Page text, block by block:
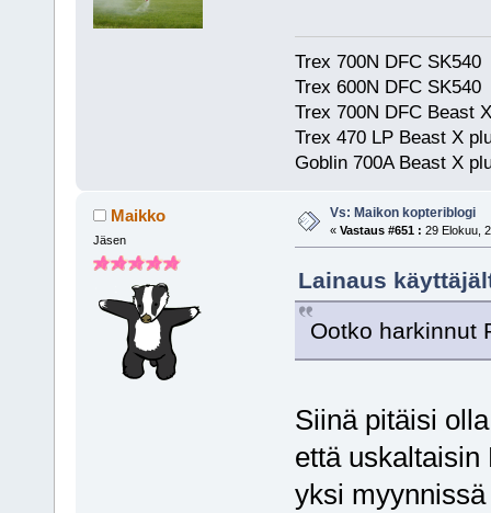
Trex 700N DFC SK540
Trex 600N DFC SK540
Trex 700N DFC Beast
Trex 470 LP Beast X
Goblin 700A Beast X
Maikko
Jäsen
Vs: Maikon kopteriblogi
« Vastaus #651 : 29 Elokuu,
Lainaus
Ootko harkinnut
Siinä pitäisi
että
yksi